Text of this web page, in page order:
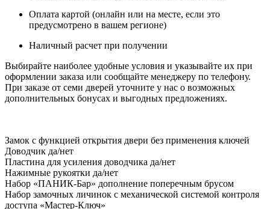
Оплата картой (онлайн или на месте, если это
предусмотрено в вашем регионе)
Наличный расчет при получении
Выбирайте наиболее удобные условия и указывайте их при
оформлении заказа или сообщайте менеджеру по телефону.
При заказе от семи дверей уточните у нас о возможных
дополнительных бонусах и выгодных предложениях.
Замок с функцией открытия двери без применения ключей
Доводчик да/нет
Пластина для усиления доводчика да/нет
Нажимные рукоятки да/нет
Набор «ПАНИК-Бар» дополнение поперечным брусом
Набор замочных личинок с механической системой контроля
доступа «Мастер-Ключ»